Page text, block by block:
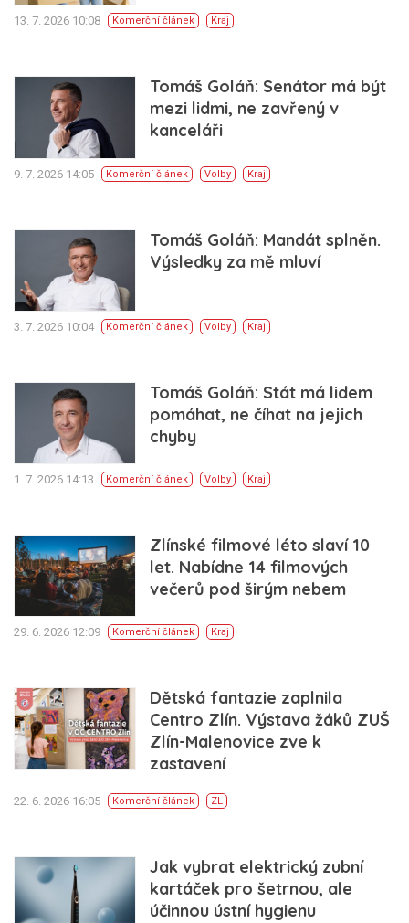
13. 7. 2026 10:08 Komerční článek Kraj
Tomáš Goláň: Senátor má být
mezi lidmi, ne zavřený v
kanceláři
9. 7. 2026 14:05 Komerční článek Volby Kraj
Tomáš Goláň: Mandát splněn.
Výsledky za mě mluví
3. 7. 2026 10:04 Komerční článek Volby Kraj
Tomáš Goláň: Stát má lidem
pomáhat, ne číhat na jejich
chyby
1. 7. 2026 14:13 Komerční článek Volby Kraj
Zlínské filmové léto slaví 10
let. Nabídne 14 filmových
večerů pod širým nebem
29. 6. 2026 12:09 Komerční článek Kraj
Dětská fantazie zaplnila
Centro Zlín. Výstava žáků ZUŠ
Zlín-Malenovice zve k
zastavení
22. 6. 2026 16:05 Komerční článek ZL
Jak vybrat elektrický zubní
kartáček pro šetrnou, ale
účinnou ústní hygienu